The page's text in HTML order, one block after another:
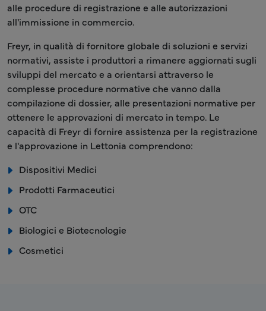
alle procedure di registrazione e alle autorizzazioni
all'immissione in commercio.
Freyr, in qualità di fornitore globale di soluzioni e servizi
normativi, assiste i produttori a rimanere aggiornati sugli
sviluppi del mercato e a orientarsi attraverso le
complesse procedure normative che vanno dalla
compilazione di dossier, alle presentazioni normative per
ottenere le approvazioni di mercato in tempo. Le
capacità di Freyr di fornire assistenza per la registrazione
e l'approvazione in Lettonia comprendono:
Dispositivi Medici
Prodotti Farmaceutici
OTC
Biologici e Biotecnologie
Cosmetici